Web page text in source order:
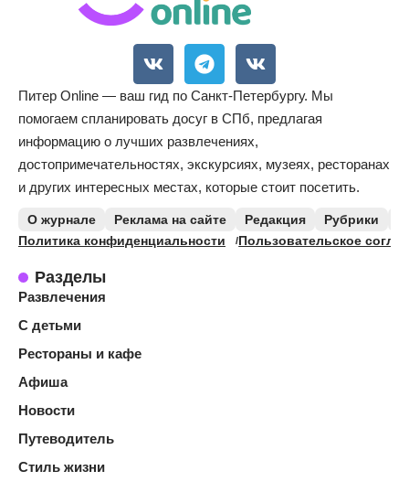
Питер Online — ваш гид по Санкт-Петербургу. Мы
помогаем спланировать досуг в СПб, предлагая
информацию о лучших развлечениях,
достопримечательностях, экскурсиях, музеях, ресторанах
и других интересных местах, которые стоит посетить.
О журнале Реклама на сайте Редакция Рубрики
Политика конфиденциальности
Пользовательское
Разделы
Развлечения
С детьми
Рестораны и кафе
Афиша
Новости
Путеводитель
Стиль жизни